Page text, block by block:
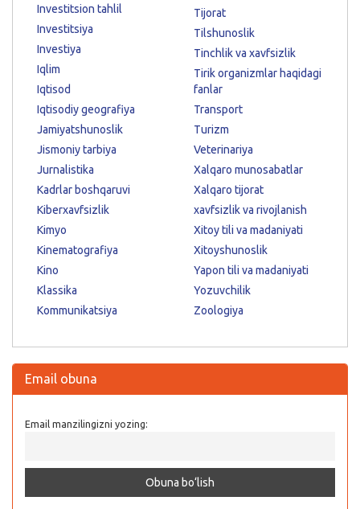
Investitsion tahlil
Investitsiya
Investiya
Iqlim
Iqtisod
Iqtisodiy geografiya
Jamiyatshunoslik
Jismoniy tarbiya
Jurnalistika
Kadrlar boshqaruvi
Kiberxavfsizlik
Kimyo
Kinematografiya
Kino
Klassika
Kommunikatsiya
Tijorat
Tilshunoslik
Tinchlik va xavfsizlik
Tirik organizmlar haqidagi
fanlar
Transport
Turizm
Veterinariya
Xalqaro munosabatlar
Xalqaro tijorat
xavfsizlik va rivojlanish
Xitoy tili va madaniyati
Xitoyshunoslik
Yapon tili va madaniyati
Yozuvchilik
Zoologiya
Email obuna
Email manzilingizni yozing: